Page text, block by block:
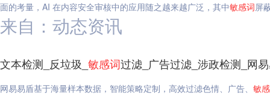
面的考量，AI 在内容安全审核中的应用随之越来越广泛，其中敏感词屏
来自：动态资讯
文本检测_反垃圾_ 敏感词过滤_广告过滤_涉政检测_网
网易易盾基于海量样本数据，智能策略定制，高效过滤色情、广告、 敏感